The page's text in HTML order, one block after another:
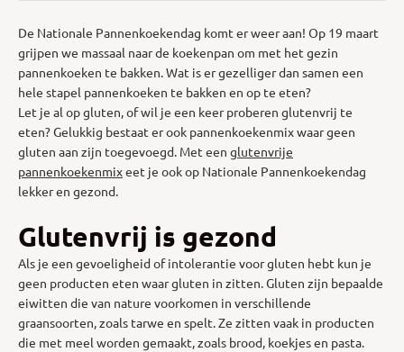
De Nationale Pannenkoekendag komt er weer aan! Op 19 maart
grijpen we massaal naar de koekenpan om met het gezin
pannenkoeken te bakken. Wat is er gezelliger dan samen een
hele stapel pannenkoeken te bakken en op te eten?
Let je al op gluten, of wil je een keer proberen glutenvrij te
eten? Gelukkig bestaat er ook pannenkoekenmix waar geen
gluten aan zijn toegevoegd. Met een glutenvrije
pannenkoekenmixeet je ook op Nationale Pannenkoekendag
lekker en gezond.
Glutenvrij is gezond
Als je een gevoeligheid of intolerantie voor gluten hebt kun je
geen producten eten waar gluten in zitten. Gluten zijn bepaalde
eiwitten die van nature voorkomen in verschillende
graansoorten, zoals tarwe en spelt. Ze zitten vaak in producten
die met meel worden gemaakt, zoals brood, koekjes en pasta.